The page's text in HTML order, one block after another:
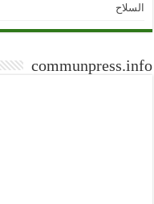
السلاح
communpress.info